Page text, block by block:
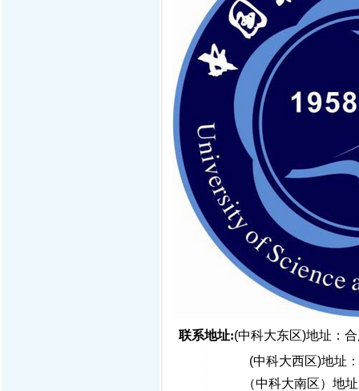
联系地址:(中科大东区)地址：
(中科大西区)地址：
（中科大南区）地址：合